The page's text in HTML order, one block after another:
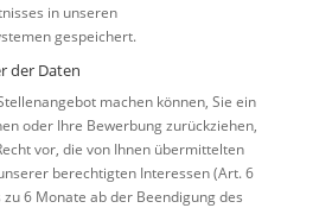
in unseren
gespeichert.
der Daten
machen können, Sie ein
oder Ihre Bewerbung zurückziehen,
vor, die von Ihnen übermittelten
berechtigten Interessen (Art. 6
zu 6 Monate ab der Beendigung des